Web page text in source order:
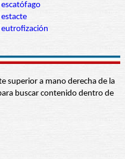
escatófago
estacte
eutrofización
superior a mano derecha de la
buscar contenido dentro de